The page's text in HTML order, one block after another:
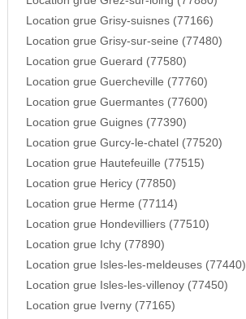
Location grue Grisy-suisnes (77166)
Location grue Grisy-sur-seine (77480)
Location grue Guerard (77580)
Location grue Guercheville (77760)
Location grue Guermantes (77600)
Location grue Guignes (77390)
Location grue Gurcy-le-chatel (77520)
Location grue Hautefeuille (77515)
Location grue Hericy (77850)
Location grue Herme (77114)
Location grue Hondevilliers (77510)
Location grue Ichy (77890)
Location grue Isles-les-meldeuses (77440)
Location grue Isles-les-villenoy (77450)
Location grue Iverny (77165)